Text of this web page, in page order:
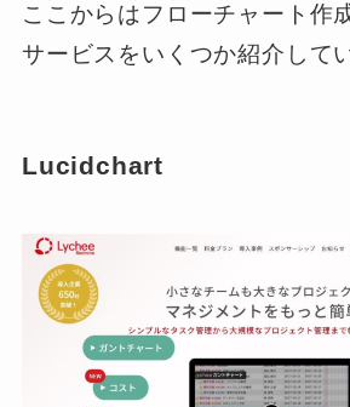
ここからはフローチャート作
サービスをいくつか紹介して
Lucidchart